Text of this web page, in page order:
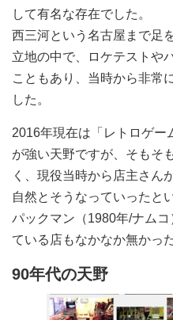
して有名な存在でした。
西三河という名古屋まで足
立地の中で、ロケテストや
こともあり、当時から非常
した。
2016年現在は「レトロゲー
が強い天野ですが、そもそ
く、現役当時から店主さん
自然とそうなっていったと
パックマン（1980年/ナム
ている店もなかなか無かっ
90年代の天野